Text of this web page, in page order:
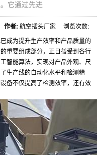
它通过先进
作者: 航空插头厂家 浏览次数:
成为提升生产效率和产品质量的
重要组成部分，正日益受到各行
智能算法，实现对产品外观、尺
生产线的自动化水平和检测精
备不仅提高了检测效率，还有效